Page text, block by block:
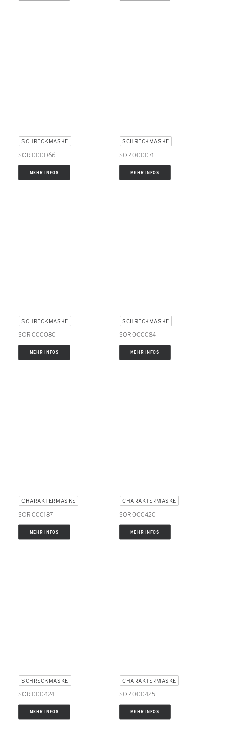
SCHRECKMASKE
SOR 000066
MEHR INFOS
SCHRECKMASKE
SOR 000071
MEHR INFOS
SCHRECKMASKE
SOR 000080
MEHR INFOS
SCHRECKMASKE
SOR 000084
MEHR INFOS
CHARAKTERMASKE
SOR 000187
MEHR INFOS
CHARAKTERMASKE
SOR 000420
MEHR INFOS
SCHRECKMASKE
SOR 000424
MEHR INFOS
CHARAKTERMASKE
SOR 000425
MEHR INFOS